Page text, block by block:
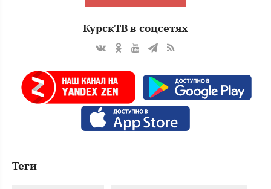
КурскТВ в соцсетях
Теги